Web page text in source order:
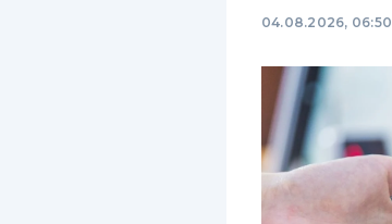
04.08.2026, 06:50